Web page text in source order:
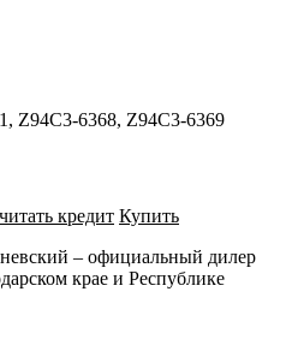
Z94C3-6368, Z94C3-6369
кредит Купить
– официaльный дилеp
крae и Рeспублике